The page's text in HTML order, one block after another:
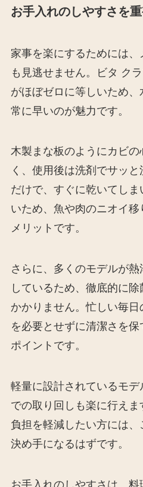
お手入れのしやすさを
家事を楽にするためには、
も見逃せません。ビタ ク
がほぼゼロに等しいため
常に早いのが魅力です。
木製まな板のようにカビ
く、使用後は洗剤でサッと
だけで、すぐに乾いてし
いため、魚や肉のニオイ
メリットです。
さらに、多くのモデルが
しているため、徹底的に
かかりません。忙しい毎
を必要とせずに清潔さを
ポイントです。
軽量に設計されているモデ
での取り回しも楽に行えま
負担を軽減したい方には
決め手になるはずです。
お手入れのしやすさは、